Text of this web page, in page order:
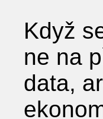
Když
ne na
data,